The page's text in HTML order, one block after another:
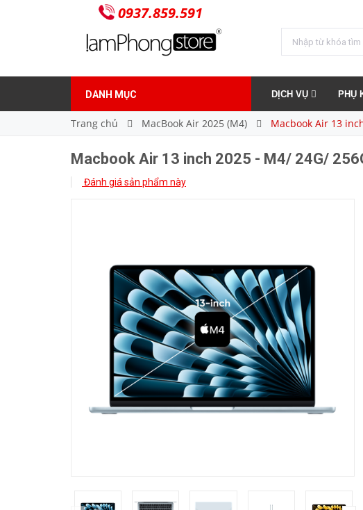
0937.859.591
DANH MỤC DỊCH VỤ PHỤ
Trang chủ MacBook Air 2025 (M4) Macbook Air 13
Macbook Air 13 inch 2025 - M4/ 24G/
Đánh giá sản phẩm này
Macbook Air 13 inch 2025 - M4/ 24G/ 256G - Newseal
30.500.000₫